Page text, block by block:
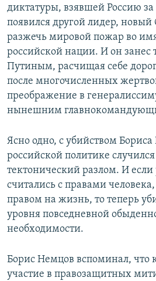
диктатуры, взявшей Россию
появился другой лидер, новый
разжечь мировой пожар во имя
российской нации. И он занес
Путиным, расчищая себе
после многочисленных
преображение в
нынешним
Ясно одно, с убийством
российской политике
тектонический разлом. И если
считались с правами
правом на жизнь, то теперь
уровня повседневной
необходимости.
Борис Немцов вспоминал, что
участие в правозащитных